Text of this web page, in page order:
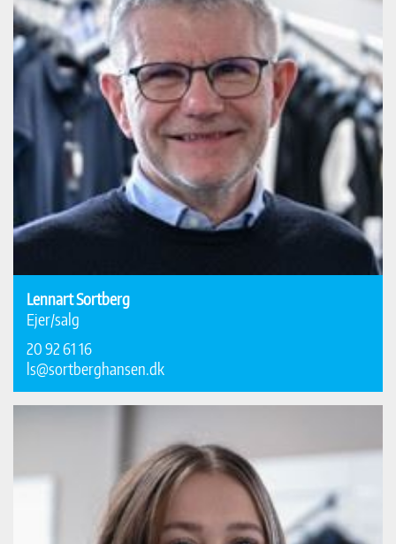
Lennart Sortberg
Ejer/salg
20 92 61 16
ls@sortberghansen.dk